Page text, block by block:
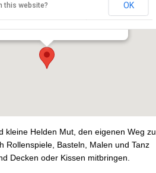
4 - Leverkusen
this website? OK
kleine Helden Mut, den eigenen Weg zu
Rollenspiele, Basteln, Malen und Tanz
Decken oder Kissen mitbringen.